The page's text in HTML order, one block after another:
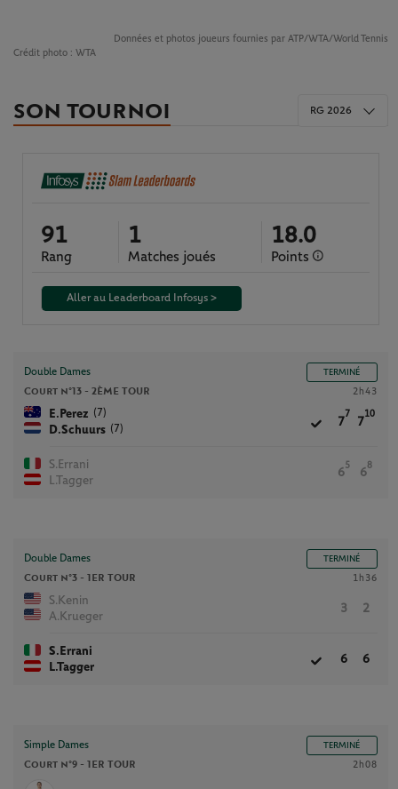
Données et photos joueurs fournies par ATP/WTA/World Tennis
Crédit photo : WTA
SON TOURNOI
91
Rang
1
Matches joués
18.0
Points
Aller au Leaderboard Infosys >
RG 2026
Double Dames TERMINÉ
Court n°13 - 2ÈME TOUR 2h43
E.Perez (7)
D.Schuurs (7)
7
7
7
10
S.Errani
L.Tagger
6
5
6
8
Double Dames TERMINÉ
Court n°3 - 1ER TOUR 1h36
S.Kenin
A.Krueger
3 2
S.Errani
L.Tagger
6 6
Simple Dames TERMINÉ
Court n°9 - 1ER TOUR 2h08